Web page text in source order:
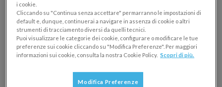
Il pagamento del canone Rai sarà in bolletta dal 2016.
Come funzionerà? Quanto si paga e come fare per
non pagare più del dovuto? Leggi i dettagli.
i cookie.
Cliccando su "Continua senza accettare" permarranno le impostazioni di
default e, dunque, continuerai a navigare in assenza di cookie o altri
strumenti di tracciamento diversi da quelli tecnici.
Puoi visualizzare le categorie dei cookie, configurare o modificare le tue
preferenze sui cookie cliccando su "Modifica Preferenze". Per maggiori
informazioni sui cookie, consulta la nostra Cookie Policy. Scopri di più.
Modifica Preferenze